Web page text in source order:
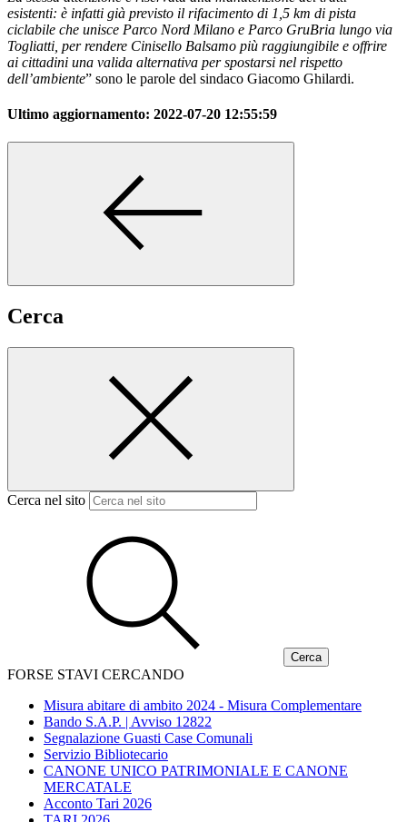
esistenti: è infatti già previsto il rifacimento di 1,5 km di pista
ciclabile che unisce Parco Nord Milano e Parco GruBria lungo via
Togliatti, per rendere Cinisello Balsamo più raggiungibile e offrire
ai cittadini una valida alternativa per spostarsi nel rispetto
dell’ambiente” sono le parole del sindaco Giacomo Ghilardi.
Ultimo aggiornamento: 2022-07-20 12:55:59
Cerca
Cerca nel sito
FORSE STAVI CERCANDO
Misura abitare di ambito 2024 - Misura Complementare
Bando S.A.P. | Avviso 12822
Segnalazione Guasti Case Comunali
Servizio Bibliotecario
CANONE UNICO PATRIMONIALE E CANONE
MERCATALE
Acconto Tari 2026